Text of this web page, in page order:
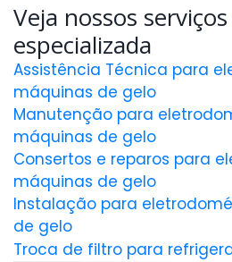
Veja nossos
especializada
Assistência Técnica para
máquinas de gelo
Manutenção para
máquinas de gelo
Consertos e reparos para
máquinas de gelo
Instalação para
de gelo
Troca de filtro para